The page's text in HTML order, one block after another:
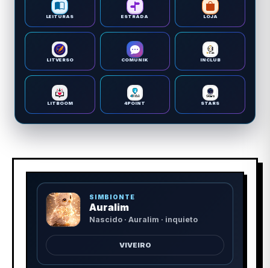
LEITURAS ESTRADA LOJA
LITVERSO COMUNIK INCLUB
LITBOOM 4POINT STARS
SIMBIONTE
Auralim
Nascido · Auralim · inquieto
VIVEIRO